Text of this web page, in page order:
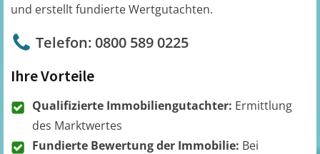
und erstellt fundierte Wertgutachten.
Telefon: 0800 589 0225
Ihre Vorteile
Qualifizierte Immobiliengutachter: Ermittlung
des Marktwertes
Fundierte Bewertung der Immobilie: Bei